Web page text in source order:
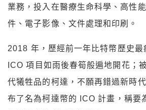
業務，投入在醫療生命科學、高性
件、電子影像、文件處理和印刷。
2018 年，歷經前一年比特幣歷史最
ICO 項目如雨後春筍般遍地開花；
代犧牲品的柯達，不願再錯過新時
布了名為柯達幣的 ICO 計畫，稱要